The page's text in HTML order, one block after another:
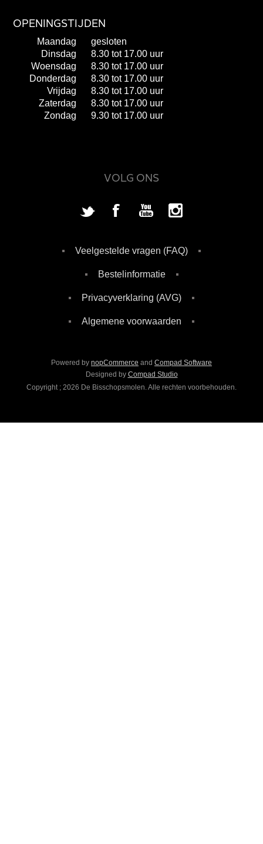
OPENINGSTIJDEN
Maandag
gesloten
Dinsdag
8.30 tot 17.00 uur
Woensdag
8.30 tot 17.00 uur
Donderdag
8.30 tot 17.00 uur
Vrijdag
8.30 tot 17.00 uur
Zaterdag
8.30 tot 17.00 uur
Zondag
9.30 tot 17.00 uur
VOLG ONS
Veelgestelde vragen (FAQ)
Bestelinformatie
Privacyverklaring (AVG)
Algemene voorwaarden
Powered by nopCommerce and Compad Software
Designed by Compad Studio
Copyright ; 2026 De Bisschopsmolen. Alle rechten voorbehouden.